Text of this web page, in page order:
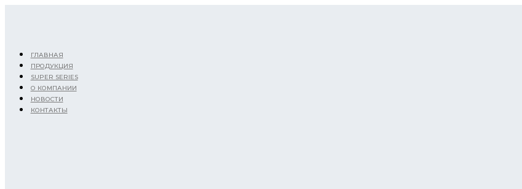
ГЛАВНАЯ
ПРОДУКЦИЯ
SUPER SERIES
О КОМПАНИИ
НОВОСТИ
КОНТАКТЫ